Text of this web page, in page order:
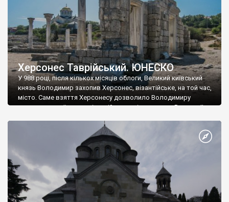
Херсонес Таврійський. ЮНЕСКО
У 988 році, після кількох місяців облоги, Великий київський
князь Володимир захопив Херсонес, візантійське, на той час,
місто. Саме взяття Херсонесу дозволило Володимиру
диктувати свої умови візантійському імператору Василю ІІ, та
Херсонесі Володимир-язичник, став Василем-християнином.
А потім було Хрещення Русі. На честь Херсонесу Таврійського